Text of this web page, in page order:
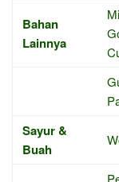
Bahan
Lainnya
Sayur &
Buah